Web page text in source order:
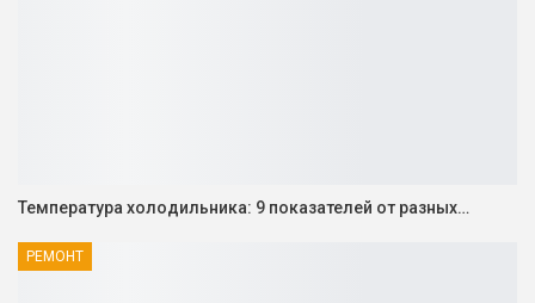
Температура холодильника: 9 показателей от разных…
РЕМОНТ